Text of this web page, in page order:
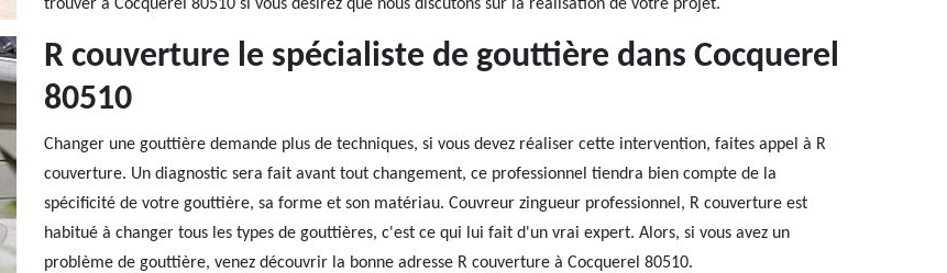
trouver à Cocquerel 80510 si vous désirez que nous discutons sur la réalisation de votre projet.
R couverture le spécialiste de gouttière dans Cocquerel
80510
Changer une gouttière demande plus de techniques, si vous devez réaliser cette intervention, faites appel à R
couverture. Un diagnostic sera fait avant tout changement, ce professionnel tiendra bien compte de la
spécificité de votre gouttière, sa forme et son matériau. Couvreur zingueur professionnel, R couverture est
habitué à changer tous les types de gouttières, c'est ce qui lui fait d'un vrai expert. Alors, si vous avez un
problème de gouttière, venez découvrir la bonne adresse R couverture à Cocquerel 80510.